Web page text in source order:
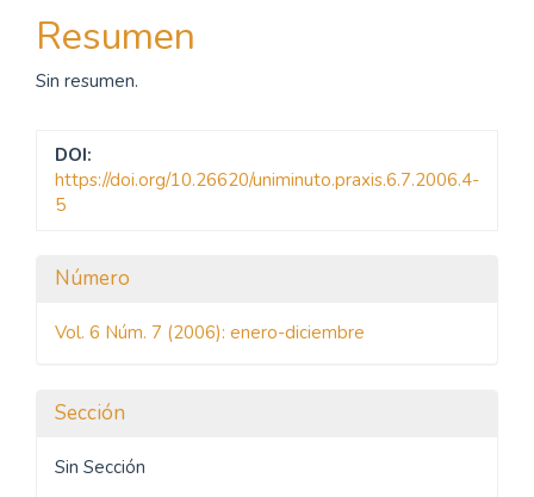
del
artículo
Resumen
Sin resumen.
DOI:
https://doi.org/10.26620/uniminuto.praxis.6.7.2006.4-
5
Detalles
del
Número
Vol. 6 Núm. 7 (2006): enero-diciembre
Sección
Sin Sección